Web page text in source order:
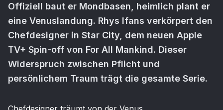
Offiziell baut er Mondbasen, heimlich plant er
eine Venuslandung. Rhys Ifans verkörpert den
Chefdesigner in Star City, dem neuen Apple
TV+ Spin-off von For All Mankind. Dieser
Widerspruch zwischen Pflicht und
persönlichem Traum trägt die gesamte Serie.
Artikel-Inhalt